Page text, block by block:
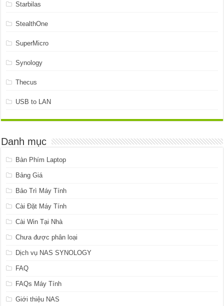
Starbilas
StealthOne
SuperMicro
Synology
Thecus
USB to LAN
Danh mục
Bàn Phím Laptop
Bảng Giá
Bảo Trì Máy Tính
Cài Đặt Máy Tính
Cài Win Tại Nhà
Chưa được phân loại
Dịch vụ NAS SYNOLOGY
FAQ
FAQs Máy Tính
Giới thiệu NAS